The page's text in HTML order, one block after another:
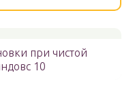
при чистой
10